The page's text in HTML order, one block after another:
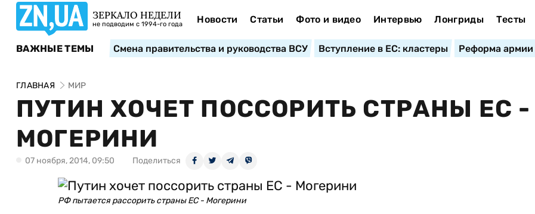
ЗЕРКАЛО НЕДЕЛИ
не подводим с 1994-го года Новости Статьи Фото и видео Интервью Лонгриды Тесты
ВАЖНЫЕ ТЕМЫ Смена правительства и руководства ВСУ Вступление в ЕС: кластеры Реформа армии
ГЛАВНАЯ МИР
ПУТИН ХОЧЕТ ПОССОРИТЬ СТРАНЫ ЕС -
МОГЕРИНИ
07 ноября, 2014, 09:50 Поделиться
РФ пытается рассорить страны ЕС - Могерини